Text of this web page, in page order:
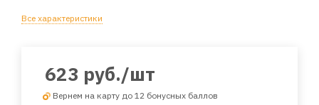
Все характеристики
623 руб./шт
Вернем на карту до 12 бонусных баллов